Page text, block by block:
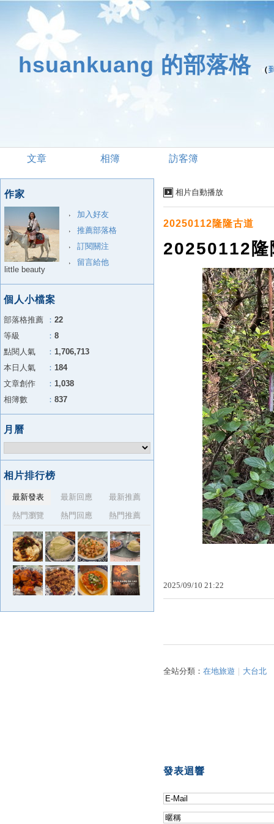
hsuankuang 的部落格 （
文章 相簿 訪客簿
相片自動播放
20250112隆隆古道
20250112隆
2025/09/10 21:22
全站分類： 在地旅遊 大台北
發表迴響
作家
加入好友
推薦部落格
訂閱關注
留言給他
little beauty
個人小檔案
部落格推薦 ： 22
等級
： 8
點閱人氣
： 1,706,713
本日人氣
： 184
文章創作
： 1,038
相簿數
： 837
月曆
相片排行榜
最新發表 最新回應
最新推薦
熱門瀏覽
熱門回應 熱門推薦